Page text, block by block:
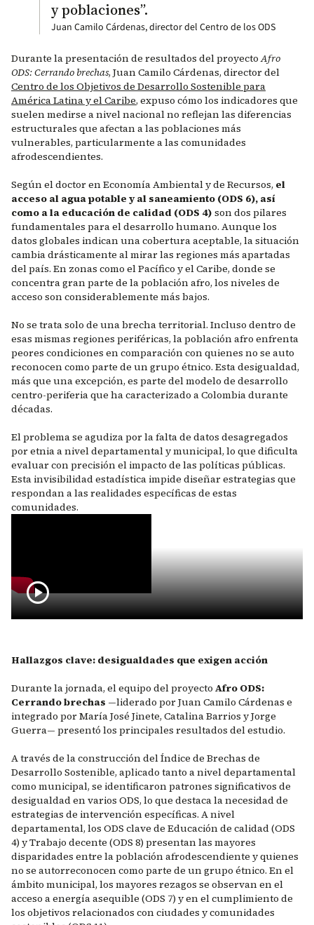
y poblaciones”.
Juan Camilo Cárdenas, director del Centro de los ODS
Durante la presentación de resultados del proyectoAfro
ODS: Cerrando brechas, Juan Camilo Cárdenas, director del
Centro de los Objetivos de Desarrollo Sostenible para
América Latina y el Caribe, expuso cómo los indicadores que
suelen medirse a nivel nacional no reflejan las diferencias
estructurales que afectan a las poblaciones más
vulnerables, particularmente a las comunidades
afrodescendientes.
Según el doctor en Economía Ambiental y de Recursos, el
acceso al agua potable y al saneamiento (ODS 6), así
como a la educación de calidad (ODS 4) son dos pilares
fundamentales para el desarrollo humano. Aunque los
datos globales indican una cobertura aceptable, la situación
cambia drásticamente al mirar las regiones más apartadas
del país. En zonas como el Pacífico y el Caribe, donde se
concentra gran parte de la población afro, los niveles de
acceso son considerablemente más bajos.
No se trata solo de una brecha territorial. Incluso dentro de
esas mismas regiones periféricas, la población afro enfrenta
peores condiciones en comparación con quienes no se auto
reconocen como parte de un grupo étnico. Esta desigualdad,
más que una excepción, es parte del modelo de desarrollo
centro-periferia que ha caracterizado a Colombia durante
décadas.
El problema se agudiza por la falta de datos desagregados
por etnia a nivel departamental y municipal, lo que dificulta
evaluar con precisión el impacto de las políticas públicas.
Esta invisibilidad estadística impide diseñar estrategias que
respondan a las realidades específicas de estas
comunidades.
play_circle
Hallazgos clave: desigualdades que exigen acción
Durante la jornada, el equipo del proyecto Afro ODS:
Cerrando brechas —liderado por Juan Camilo Cárdenas e
integrado por María José Jinete, Catalina Barrios y Jorge
Guerra— presentó los principales resultados del estudio.
A través de la construcción del Índice de Brechas de
Desarrollo Sostenible, aplicado tanto a nivel departamental
como municipal, se identificaron patrones significativos de
desigualdad en varios ODS, lo que destaca la necesidad de
estrategias de intervención específicas. A nivel
departamental, los ODS clave de Educación de calidad (ODS
4) y Trabajo decente (ODS 8) presentan las mayores
disparidades entre la población afrodescendiente y quienes
no se autorreconocen como parte de un grupo étnico. En el
ámbito municipal, los mayores rezagos se observan en el
acceso a energía asequible (ODS 7) y en el cumplimiento de
los objetivos relacionados con ciudades y comunidades